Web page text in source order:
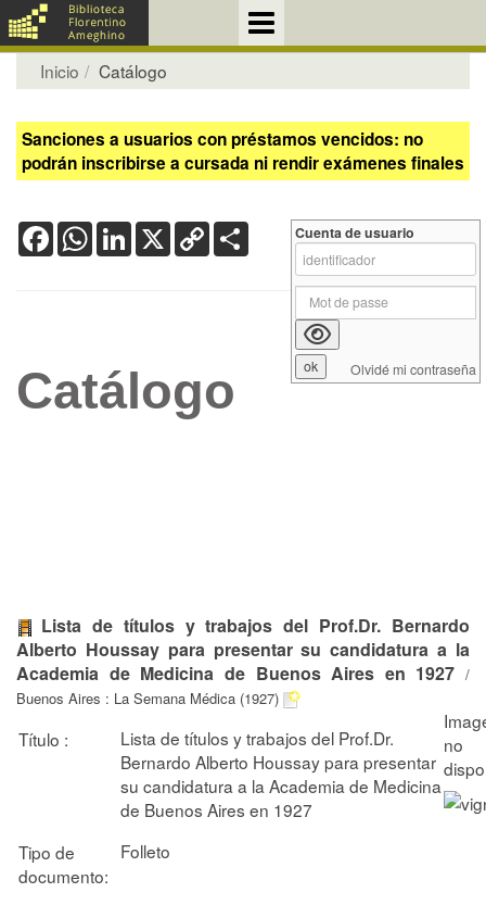
Inicio Catálogo
Sanciones a usuarios con préstamos vencidos: no
podrán inscribirse a cursada ni rendir exámenes finales
FacebookWhatsApp
LinkedIn
X Copy
Link
Catálogo
Lista de títulos y trabajos del Prof.Dr. Bernardo
Alberto Houssay para presentar su candidatura a la
Academia de Medicina de Buenos Aires en 1927 /
Buenos Aires : La Semana Médica (1927)
Título :
Lista de títulos y trabajos del Prof.Dr.
Bernardo Alberto Houssay para presentar
su candidatura a la Academia de Medicina
de Buenos Aires en 1927
Tipo de
documento:
Folleto
Cuenta de usuario
Olvidé mi contraseña